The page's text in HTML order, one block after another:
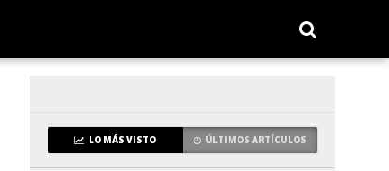
LO MÁS VISTO ÚLTIMOS ARTÍCULOS